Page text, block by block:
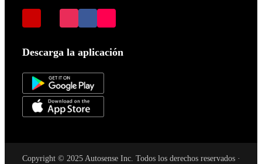
Descarga la aplicación
Copyright © 2025 Autosense Inc. Todos los derechos reservados ·